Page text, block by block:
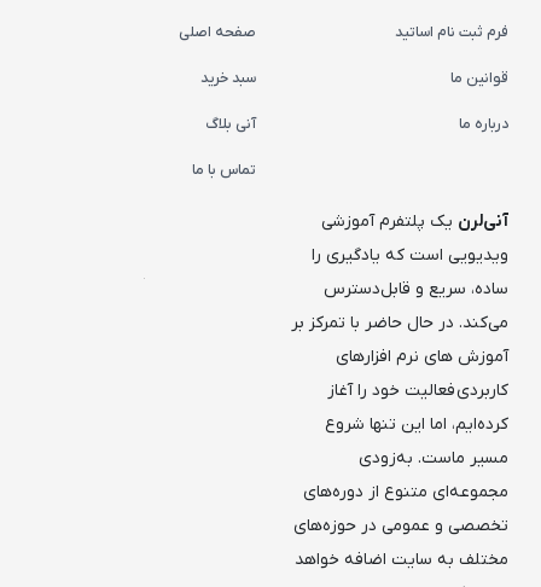
فرم ثبت نام اساتید
قوانین ما
درباره ما
صفحه اصلی
سبد خرید
آنی بلاگ
تماس با ما
آنی‌لرن یک پلتفرم آموزشی
ویدیویی است که یادگیری را
ساده، سریع و قابل‌دسترس
می‌کند. در حال حاضر با تمرکز بر
آموزش های نرم افزارهای
کاربردی فعالیت خود را آغاز
کرده‌ایم، اما این تنها شروع
مسیر ماست. به‌زودی
مجموعه‌ای متنوع از دوره‌های
تخصصی و عمومی در حوزه‌های
مختلف به سایت اضافه خواهد